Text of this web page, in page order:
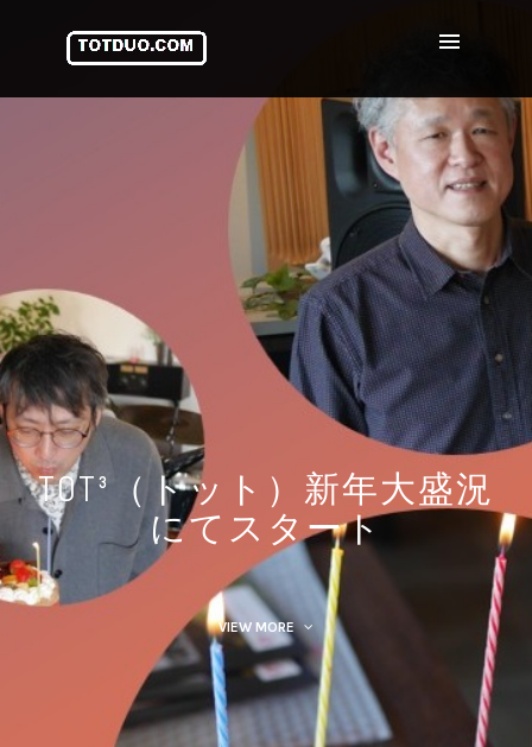
TOT³（トット）新年大盛況
にてスタート
VIEW MORE